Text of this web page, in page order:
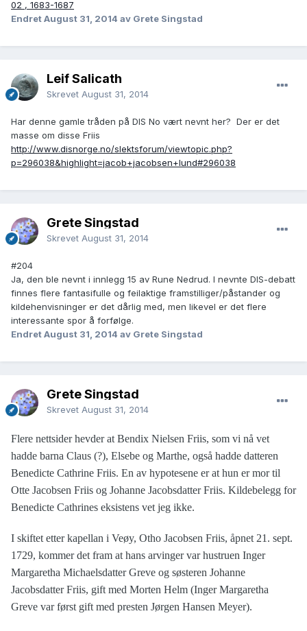
02 , 1683-1687
EndretAugust 31, 2014 av Grete Singstad
Leif Salicath
Skrevet August 31, 2014
Har denne gamle tråden på DIS No vært nevnt her? Der er det
masse om disse Friis
http://www.disnorge.no/slektsforum/viewtopic.php?
p=296038&highlight=jacob+jacobsen+lund#296038
Grete Singstad
Skrevet August 31, 2014
#204
Ja, den ble nevnt i innlegg 15 av Rune Nedrud. I nevnte DIS-debatt
finnes flere fantasifulle og feilaktige framstilliger/påstander og
kildehenvisninger er det dårlig med, men likevel er det flere
interessante spor å forfølge.
EndretAugust 31, 2014 av Grete Singstad
Grete Singstad
Skrevet August 31, 2014
Flere nettsider hevder at Bendix Nielsen Friis, som vi nå vet
hadde barna Claus (?), Elsebe og Marthe, også hadde datteren
Benedicte Cathrine Friis. En av hypotesene er at hun er mor til
Otte Jacobsen Friis og Johanne Jacobsdatter Friis. Kildebelegg for
Benedicte Cathrines eksistens vet jeg ikke.
I skiftet etter kapellan i Veøy, Otho Jacobsen Friis, åpnet 21. sept.
1729, kommer det fram at hans arvinger var hustruen Inger
Margaretha Michaelsdatter Greve og søsteren Johanne
Jacobsdatter Friis, gift med Morten Helm (Inger Margaretha
Greve var først gift med presten Jørgen Hansen Meyer).